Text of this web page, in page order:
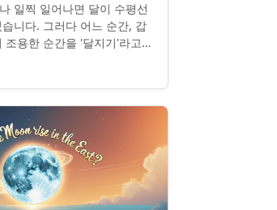
일찍 일어나면 달이 수평선
니다. 그러다 어느 순간, 갑
조용한 순간을 '달지기'라고
지만 대부분의 사람들은 놓